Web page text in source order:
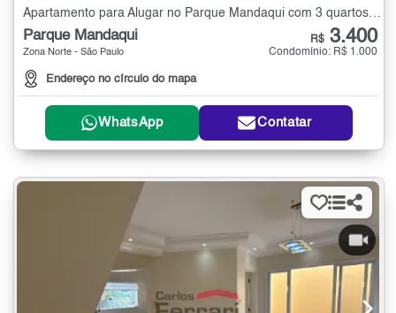
Apartamento para Alugar no Parque Mandaqui com 3 quartos - 79 m²
Parque Mandaqui
Zona Norte - São Paulo
Endereço no círculo do mapa
R$ 3.400
Condomínio: R$ 1.000
WhatsApp Contatar